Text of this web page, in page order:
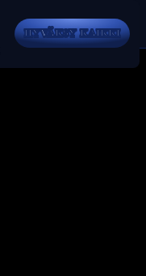
HYVÄKSY KAIKKI